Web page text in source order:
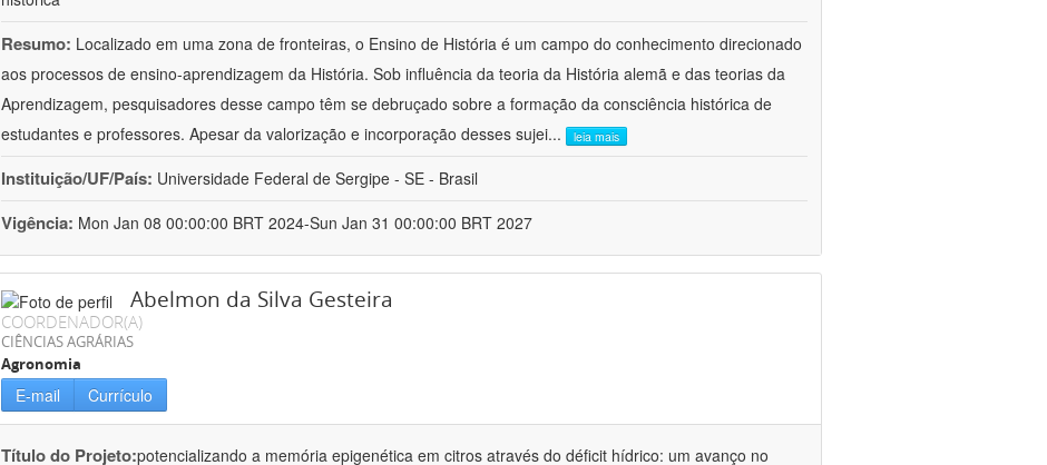
Resumo: Localizado em uma zona de fronteiras, o Ensino de História é um campo do conhecimento direcionado
aos processos de ensino-aprendizagem da História. Sob influência da teoria da História alemã e das teorias da
Aprendizagem, pesquisadores desse campo têm se debruçado sobre a formação da consciência histórica de
estudantes e professores. Apesar da valorização e incorporação desses sujei... leia mais
Instituição/UF/País: Universidade Federal de Sergipe - SE - Brasil
Vigência: Mon Jan 08 00:00:00 BRT 2024-Sun Jan 31 00:00:00 BRT 2027
Abelmon da Silva Gesteira
COORDENADOR(A)
CIÊNCIAS AGRÁRIAS
Agronomia
E-mail Currículo
Título do Projeto:potencializando a memória epigenética em citros através do déficit hídrico: um avanço no